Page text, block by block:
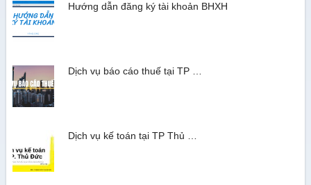
Hướng dẫn đăng ký tài khoản BHXH
Dịch vụ báo cáo thuế tại TP …
Dịch vụ kế toán tại TP Thủ …